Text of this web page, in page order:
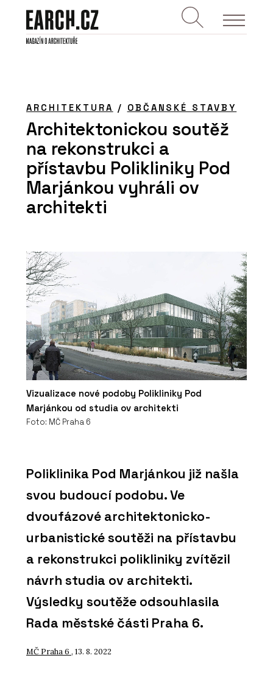
ARCHITEKTURA / OBČANSKÉ STAVBY
Architektonickou soutěž
na rekonstrukci a
přístavbu Polikliniky Pod
Marjánkou vyhráli ov
architekti
Vizualizace nové podoby Polikliniky Pod
Marjánkou od studia ov architekti
Foto: MČ Praha 6
Poliklinika Pod Marjánkou již našla
svou budoucí podobu. Ve
dvoufázové architektonicko-
urbanistické soutěži na přístavbu
a rekonstrukci polikliniky zvítězil
návrh studia ov architekti.
Výsledky soutěže odsouhlasila
Rada městské části Praha 6.
MČ Praha 6 , 13. 8. 2022